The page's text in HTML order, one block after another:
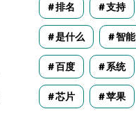
排名 支持
是什么 智能
百度 系统
芯片 苹果